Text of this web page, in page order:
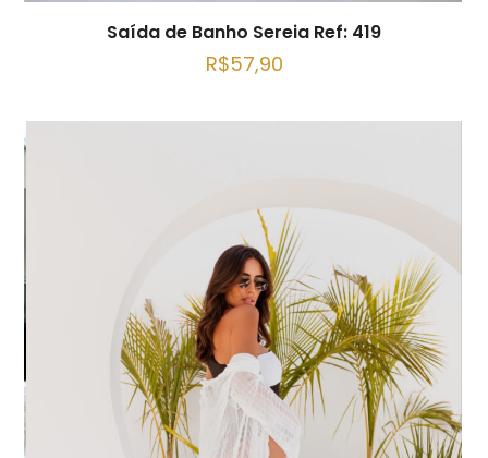
Saída de Banho Sereia Ref: 419
R$57,90